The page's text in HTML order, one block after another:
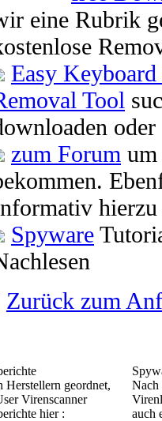
eine Rubrik
Easy
Tool
zum Forum
hierzu
Spyware
Zurück zum
Herstellern geordnet,
Virenscanner
hier :
Nach
auch